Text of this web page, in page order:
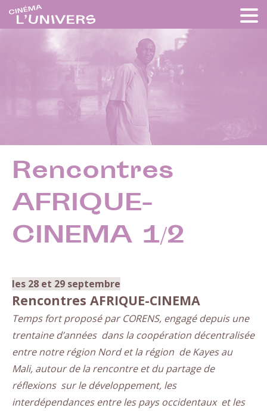
Rencontres
AFRIQUE-
CINEMA 1/2
les 28 et 29 septembre
Rencontres AFRIQUE-CINEMA
Temps fort proposé par CORENS, engagé depuis une
trentaine d’années dans la coopération décentralisée
entre notre région Nord et la région de Kayes au
Mali, autour de la rencontre et du partage de
réflexions sur le développement, les
interdépendances entre les pays occidentaux et les